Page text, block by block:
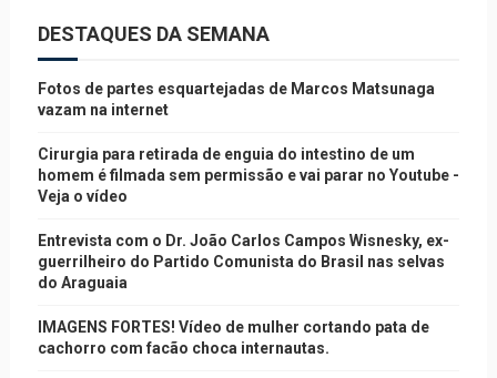
DESTAQUES DA SEMANA
Fotos de partes esquartejadas de Marcos Matsunaga
vazam na internet
Cirurgia para retirada de enguia do intestino de um
homem é filmada sem permissão e vai parar no Youtube -
Veja o vídeo
Entrevista com o Dr. João Carlos Campos Wisnesky, ex-
guerrilheiro do Partido Comunista do Brasil nas selvas
do Araguaia
IMAGENS FORTES! Vídeo de mulher cortando pata de
cachorro com facão choca internautas.